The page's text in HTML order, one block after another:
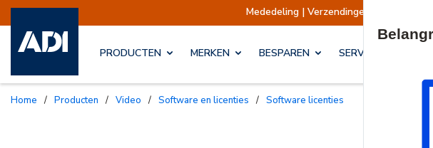
Mededeling | Verzendingen opgeschort
PRODUCTEN MERKEN BESPAREN SERVICES &
Home / Producten / Video / Software en licenties / Software licenties